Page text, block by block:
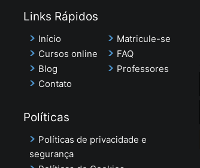
Links Rápidos
Início
Matricule-se
Cursos online
FAQ
Blog
Professores
Contato
Políticas
Políticas de privacidade e
segurança